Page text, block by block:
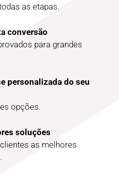
as etapas.
conversão
para grandes
personalizada do seu
opções.
soluções
as melhores